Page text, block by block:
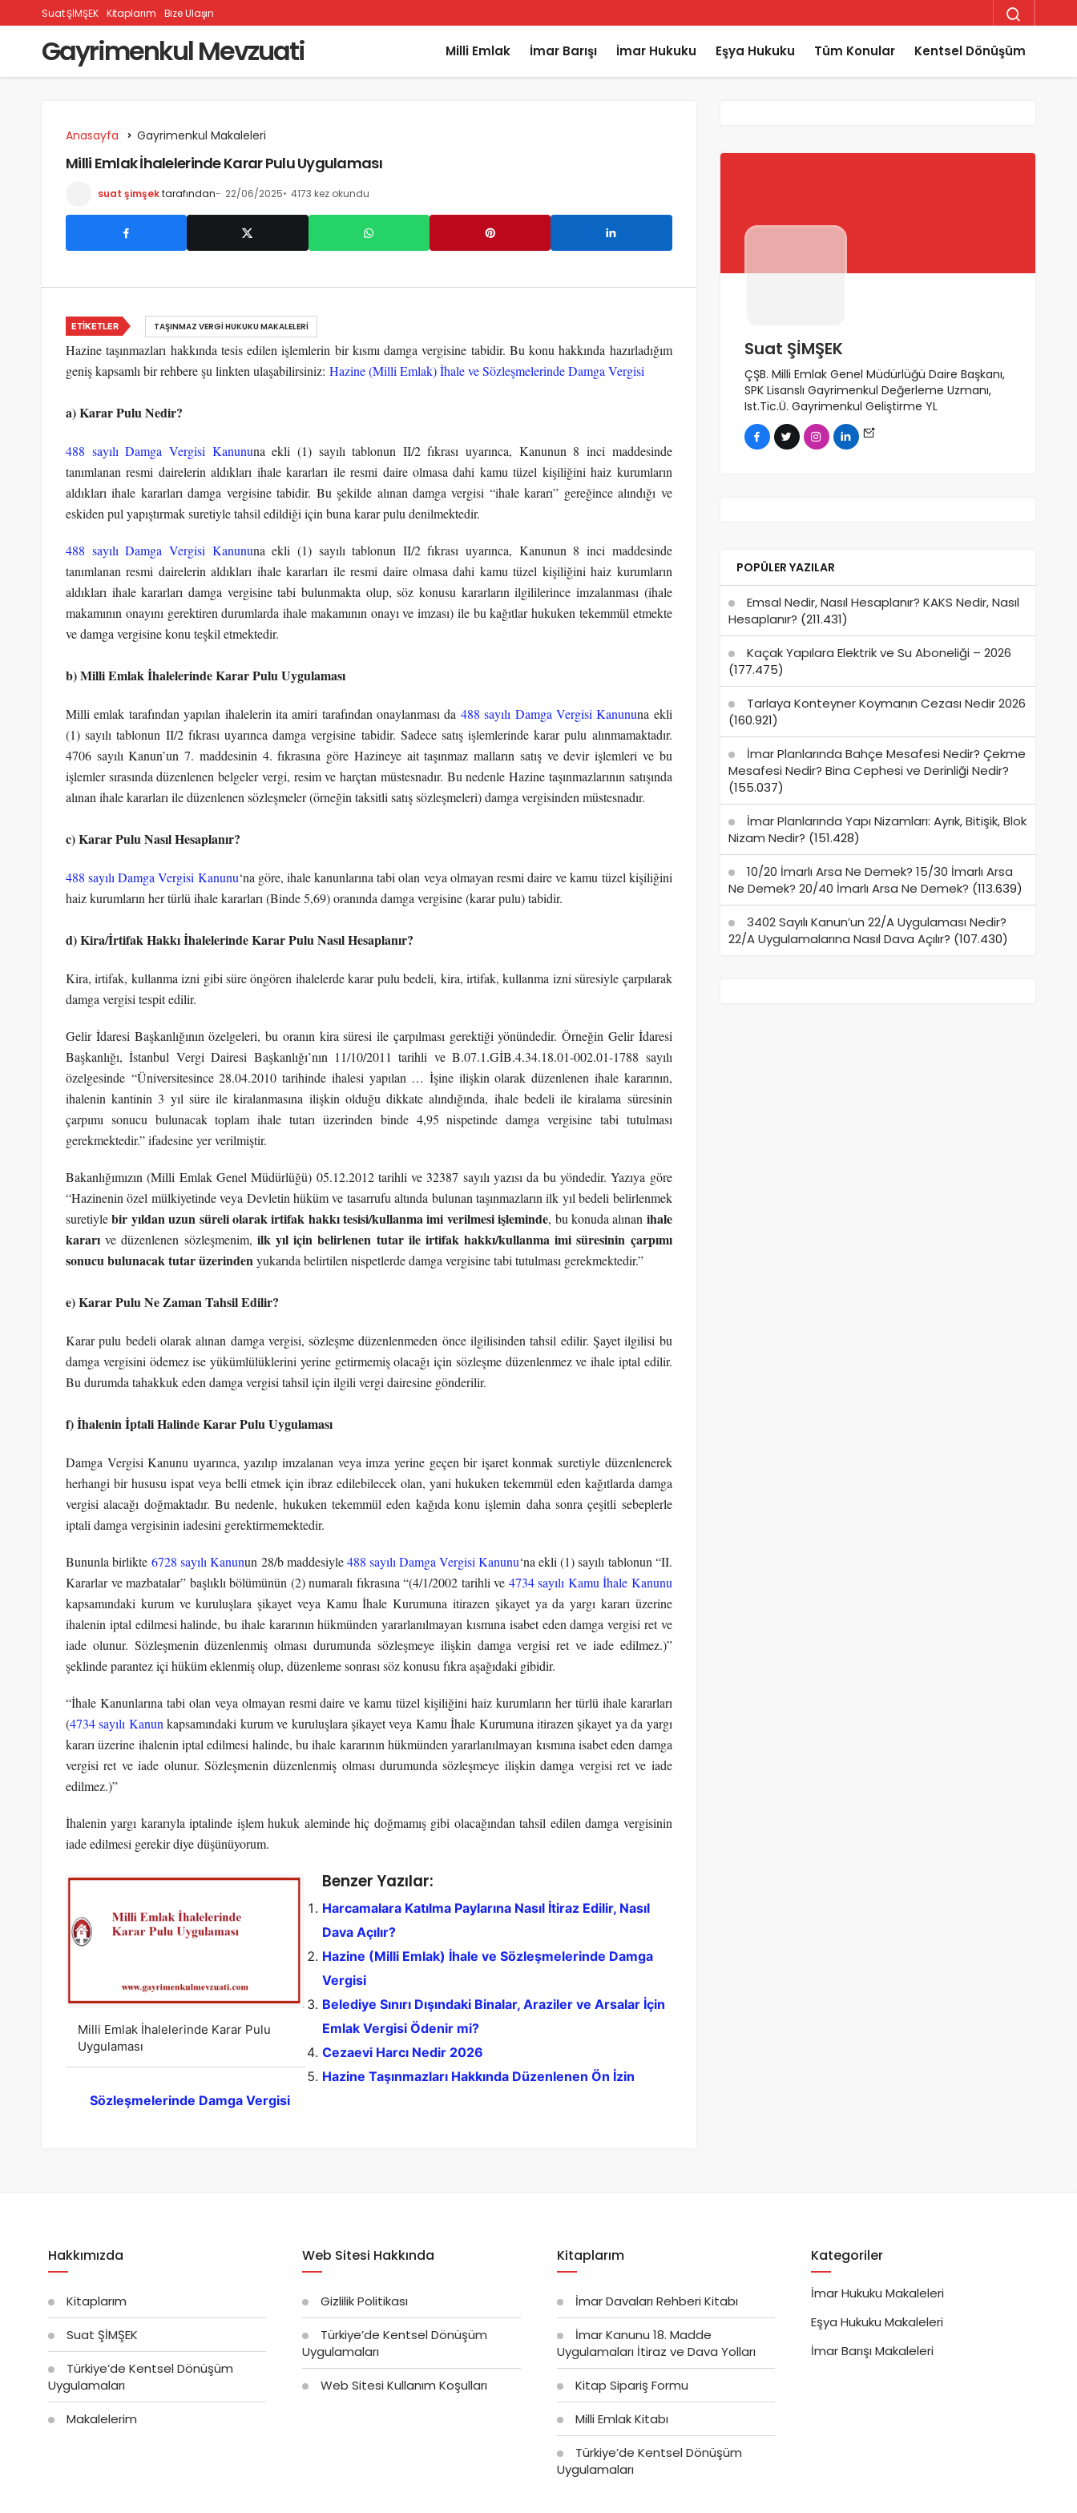
Suat ŞİMŞEK Kitaplarım Bize Ulaşın
Gayrimenkul Mevzuati Milli Emlak İmar Barışı İmar Hukuku Eşya Hukuku Tüm Konular Kentsel Dönüşüm
Anasayfa Gayrimenkul Makaleleri
Milli Emlak İhalelerinde Karar Pulu Uygulaması
suat şimşektarafından 22/06/2025 4173 kez okundu
Hazine taşınmazları hakkında tesis edilen işlemlerin bir kısmı damga vergisine tabidir. Bu konu hakkında hazırladığım
geniş kapsamlı bir rehbere şu linkten ulaşabilirsiniz: Hazine (Milli Emlak) İhale ve Sözleşmelerinde Damga Vergisi
a) Karar Pulu Nedir?
488 sayılı Damga Vergisi Kanununa ekli (1) sayılı tablonun II/2 fıkrası uyarınca, Kanunun 8 inci maddesinde
tanımlanan resmi dairelerin aldıkları ihale kararları ile resmi daire olmasa dahi kamu tüzel kişiliğini haiz kurumların
aldıkları ihale kararları damga vergisine tabidir. Bu şekilde alınan damga vergisi “ihale kararı” gereğince alındığı ve
eskiden pul yapıştırmak suretiyle tahsil edildiği için buna karar pulu denilmektedir.
488 sayılı Damga Vergisi Kanununa ekli (1) sayılı tablonun II/2 fıkrası uyarınca, Kanunun 8 inci maddesinde
tanımlanan resmi dairelerin aldıkları ihale kararları ile resmi daire olmasa dahi kamu tüzel kişiliğini haiz kurumların
aldıkları ihale kararları damga vergisine tabi bulunmakta olup, söz konusu kararların ilgililerince imzalanması (ihale
makamının onayını gerektiren durumlarda ihale makamının onayı ve imzası) ile bu kağıtlar hukuken tekemmül etmekte
ve damga vergisine konu teşkil etmektedir.
b) Milli Emlak İhalelerinde Karar Pulu Uygulaması
Milli emlak tarafından yapılan ihalelerin ita amiri tarafından onaylanması da 488 sayılı Damga Vergisi Kanununa ekli
(1) sayılı tablonun II/2 fıkrası uyarınca damga vergisine tabidir. Sadece satış işlemlerinde karar pulu alınmamaktadır.
4706 sayılı Kanun’un 7. maddesinin 4. fıkrasına göre Hazineye ait taşınmaz malların satış ve devir işlemleri ve bu
işlemler sırasında düzenlenen belgeler vergi, resim ve harçtan müstesnadır. Bu nedenle Hazine taşınmazlarının satışında
alınan ihale kararları ile düzenlenen sözleşmeler (örneğin taksitli satış sözleşmeleri) damga vergisinden müstesnadır.
c) Karar Pulu Nasıl Hesaplanır?
488 sayılı Damga Vergisi Kanunu‘na göre, ihale kanunlarına tabi olan veya olmayan resmi daire ve kamu tüzel kişiliğini
haiz kurumların her türlü ihale kararları (Binde 5,69) oranında damga vergisine (karar pulu) tabidir.
d) Kira/İrtifak Hakkı İhalelerinde Karar Pulu Nasıl Hesaplanır?
Kira, irtifak, kullanma izni gibi süre öngören ihalelerde karar pulu bedeli, kira, irtifak, kullanma izni süresiyle çarpılarak
damga vergisi tespit edilir.
Gelir İdaresi Başkanlığının özelgeleri, bu oranın kira süresi ile çarpılması gerektiği yönündedir. Örneğin Gelir İdaresi
Başkanlığı, İstanbul Vergi Dairesi Başkanlığı’nın 11/10/2011 tarihli ve B.07.1.GİB.4.34.18.01-002.01-1788 sayılı
özelgesinde “Üniversitesince 28.04.2010 tarihinde ihalesi yapılan … İşine ilişkin olarak düzenlenen ihale kararının,
ihalenin kantinin 3 yıl süre ile kiralanmasına ilişkin olduğu dikkate alındığında, ihale bedeli ile kiralama süresinin
çarpımı sonucu bulunacak toplam ihale tutarı üzerinden binde 4,95 nispetinde damga vergisine tabi tutulması
gerekmektedir.” ifadesine yer verilmiştir.
Bakanlığımızın (Milli Emlak Genel Müdürlüğü) 05.12.2012 tarihli ve 32387 sayılı yazısı da bu yöndedir. Yazıya göre
“Hazinenin özel mülkiyetinde veya Devletin hüküm ve tasarrufu altında bulunan taşınmazların ilk yıl bedeli belirlenmek
suretiylebir yıldan uzun süreli olarak irtifak hakkı tesisi/kullanma imi verilmesi işleminde, bu konuda alınan ihale
kararı ve düzenlenen sözleşmenim, ilk yıl için belirlenen tutar ile irtifak hakkı/kullanma imi süresinin çarpımı
sonucu bulunacak tutar üzerindenyukarıda belirtilen nispetlerde damga vergisine tabi tutulması gerekmektedir.”
e) Karar Pulu Ne Zaman Tahsil Edilir?
Karar pulu bedeli olarak alınan damga vergisi, sözleşme düzenlenmeden önce ilgilisinden tahsil edilir. Şayet ilgilisi bu
damga vergisini ödemez ise yükümlülüklerini yerine getirmemiş olacağı için sözleşme düzenlenmez ve ihale iptal edilir.
Bu durumda tahakkuk eden damga vergisi tahsil için ilgili vergi dairesine gönderilir.
f) İhalenin İptali Halinde Karar Pulu Uygulaması
Damga Vergisi Kanunu uyarınca, yazılıp imzalanan veya imza yerine geçen bir işaret konmak suretiyle düzenlenerek
herhangi bir hususu ispat veya belli etmek için ibraz edilebilecek olan, yani hukuken tekemmül eden kağıtlarda damga
vergisi alacağı doğmaktadır. Bu nedenle, hukuken tekemmül eden kağıda konu işlemin daha sonra çeşitli sebeplerle
iptali damga vergisinin iadesini gerektirmemektedir.
Bununla birlikte6728 sayılı Kanunun 28/b maddesiyle488 sayılı Damga Vergisi Kanunu‘na ekli (1) sayılı tablonun “II.
Kararlar ve mazbatalar” başlıklı bölümünün (2) numaralı fıkrasına “(4/1/2002 tarihli ve 4734 sayılı Kamu İhale Kanunu
kapsamındaki kurum ve kuruluşlara şikayet veya Kamu İhale Kurumuna itirazen şikayet ya da yargı kararı üzerine
ihalenin iptal edilmesi halinde, bu ihale kararının hükmünden yararlanılmayan kısmına isabet eden damga vergisi ret ve
iade olunur. Sözleşmenin düzenlenmiş olması durumunda sözleşmeye ilişkin damga vergisi ret ve iade edilmez.)”
şeklinde parantez içi hüküm eklenmiş olup, düzenleme sonrası söz konusu fıkra aşağıdaki gibidir.
“İhale Kanunlarına tabi olan veya olmayan resmi daire ve kamu tüzel kişiliğini haiz kurumların her türlü ihale kararları
(4734 sayılı Kanun kapsamındaki kurum ve kuruluşlara şikayet veya Kamu İhale Kurumuna itirazen şikayet ya da yargı
kararı üzerine ihalenin iptal edilmesi halinde, bu ihale kararının hükmünden yararlanılmayan kısmına isabet eden damga
vergisi ret ve iade olunur. Sözleşmenin düzenlenmiş olması durumunda sözleşmeye ilişkin damga vergisi ret ve iade
edilmez.)”
İhalenin yargı kararıyla iptalinde işlem hukuk aleminde hiç doğmamış gibi olacağından tahsil edilen damga vergisinin
iade edilmesi gerekir diye düşünüyorum.
Milli Emlak İhalelerinde Karar Pulu
Uygulaması
Benzer Yazılar:
Harcamalara Katılma Paylarına Nasıl İtiraz Edilir, Nasıl
Dava Açılır?
Hazine (Milli Emlak) İhale ve Sözleşmelerinde Damga
Vergisi
Belediye Sınırı Dışındaki Binalar, Araziler ve Arsalar İçin
Emlak Vergisi Ödenir mi?
Cezaevi Harcı Nedir 2026
Hazine Taşınmazları Hakkında Düzenlenen Ön İzin
Sözleşmelerinde Damga Vergisi
ETIKETLER TAŞINMAZ VERGI HUKUKU MAKALELERI
Suat ŞİMŞEK
ÇŞB. Milli Emlak Genel Müdürlüğü Daire Başkanı,
SPK Lisanslı Gayrimenkul Değerleme Uzmanı,
Ist.Tic.Ü. Gayrimenkul Geliştirme YL
POPÜLER YAZILAR
Emsal Nedir, Nasıl Hesaplanır? KAKS Nedir, Nasıl
Hesaplanır? (211.431)
Kaçak Yapılara Elektrik ve Su Aboneliği – 2026
(177.475)
Tarlaya Konteyner Koymanın Cezası Nedir 2026
(160.921)
İmar Planlarında Bahçe Mesafesi Nedir? Çekme
Mesafesi Nedir? Bina Cephesi ve Derinliği Nedir?
(155.037)
İmar Planlarında Yapı Nizamları: Ayrık, Bitişik, Blok
Nizam Nedir? (151.428)
10/20 İmarlı Arsa Ne Demek? 15/30 İmarlı Arsa
Ne Demek? 20/40 İmarlı Arsa Ne Demek? (113.639)
3402 Sayılı Kanun’un 22/A Uygulaması Nedir?
22/A Uygulamalarına Nasıl Dava Açılır? (107.430)
Hakkımızda
Kitaplarım
Suat ŞİMŞEK
Türkiye’de Kentsel Dönüşüm
Uygulamaları
Makalelerim
Web Sitesi Hakkında
Gizlilik Politikası
Türkiye’de Kentsel Dönüşüm
Uygulamaları
Web Sitesi Kullanım Koşulları
Kitaplarım
İmar Davaları Rehberi Kitabı
İmar Kanunu 18. Madde
Uygulamaları İtiraz ve Dava Yolları
Kitap Sipariş Formu
Milli Emlak Kitabı
Türkiye’de Kentsel Dönüşüm
Uygulamaları
Kategoriler
İmar Hukuku Makaleleri
Eşya Hukuku Makaleleri
İmar Barışı Makaleleri